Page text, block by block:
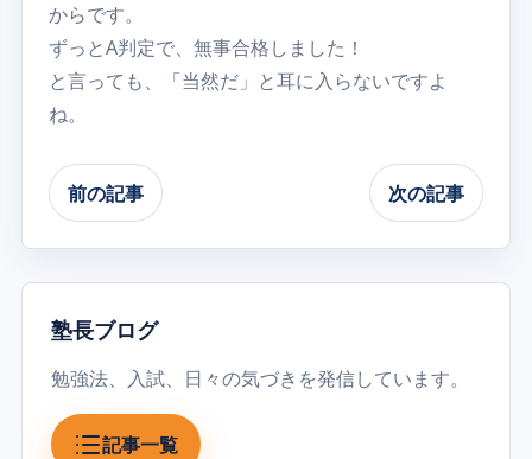
からです。
ずっとA判定で、無事合格しました！
と言っても、「当然だ」と耳に入らないですよ
ね。
前の記事 次の記事
塾長ブログ
勉強法、入試、日々の気づきを発信しています。
記事一覧